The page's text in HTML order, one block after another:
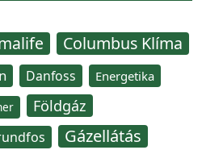
Columbus Klíma
Danfoss Energetika
Földgáz
Gázellátás